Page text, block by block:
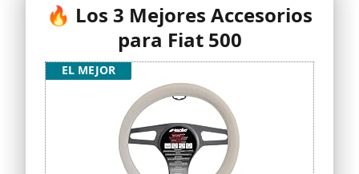
🔥 Los 3 Mejores Accesorios
para Fiat 500
EL MEJOR